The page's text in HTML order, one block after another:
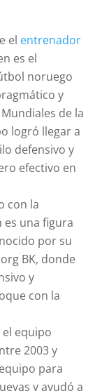
el entrenador
es el
noruego
y
de la
logró llegar a
defensivo y
efectivo en
con la
es una figura
por su
BK, donde
y
con la
el equipo
2003 y
para
y ayudó a